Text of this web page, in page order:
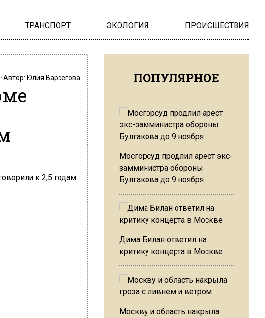
ТРАНСПОРТ ЭКОЛОГИЯ ПРОИСШЕСТВИЯ
Автор: Юлия Варсегова ПОПУЛЯРНОЕ
Мосгорсуд продлил арест экс-
замминистра обороны
Булгакова до 9 ноября
Дима Билан ответил на
критику концерта в Москве
Москву и область накрыла